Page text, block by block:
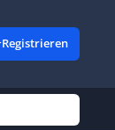
Registrieren